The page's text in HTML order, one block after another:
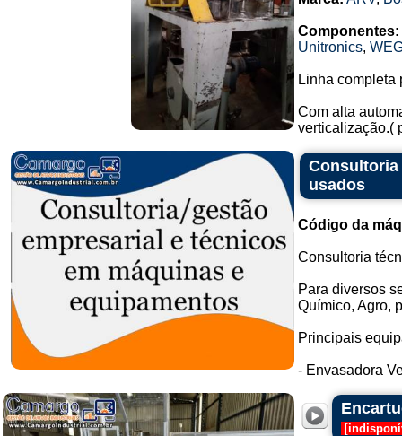
Componentes:
Unitronics,
Linha completa
Com alta
verticalização.(
Consultoria
usados
Código da
Consultoria
Para diversos
Químico, Agro,
Principais
- Envasadora
[